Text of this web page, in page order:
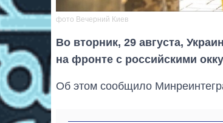
фото Вечерний Киев
Во вторник, 29 августа,
на фронте с российскими
Об этом сообщило